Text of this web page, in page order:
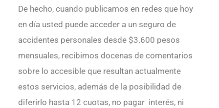
De hecho, cuando publicamos en redes que hoy
en día usted puede acceder a un seguro de
accidentes personales desde $3.600 pesos
mensuales, recibimos docenas de comentarios
sobre lo accesible que resultan actualmente
estos servicios, además de la posibilidad de
diferirlo hasta 12 cuotas, no pagar interés, ni